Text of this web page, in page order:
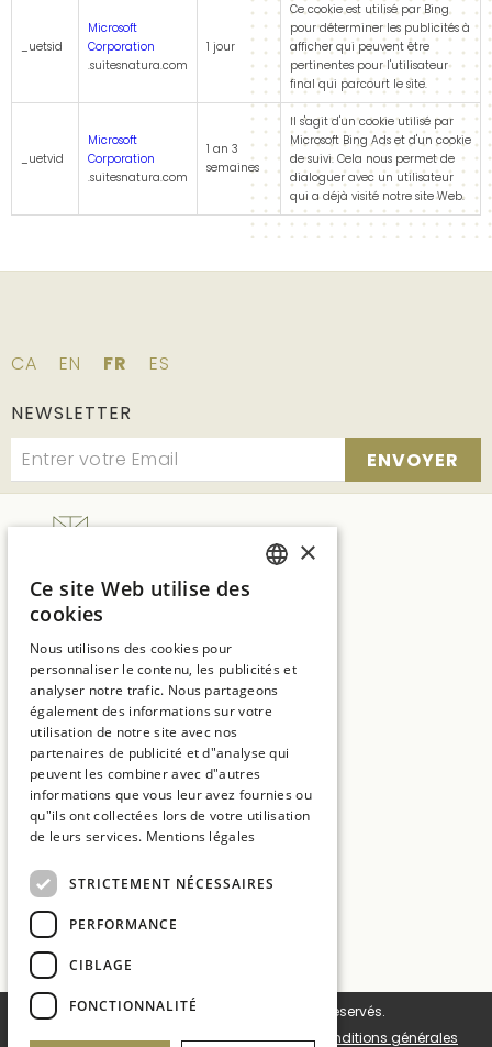
_uetsid
Microsoft
Corporation
.suitesnatura.com
1 jour
Ce cookie est utilisé par Bing
pour déterminer les publicités à
afficher qui peuvent être
pertinentes pour l'utilisateur
final qui parcourt le site.
_uetvid
Microsoft
Corporation
.suitesnatura.com
1 an 3
semaines
Il s'agit d'un cookie utilisé par
Microsoft Bing Ads et d'un cookie
de suivi. Cela nous permet de
dialoguer avec un utilisateur
qui a déjà visité notre site Web.
CA EN FR
ES
NEWSLETTER
ENVOYER
SUITES NATURA
Ctra. C65 Km.7, vecindario de Solius, s/n
17246 Girona
+34 972 837 017
hotelmt@salleshotels.com
Hotel Mas Tapiolas
Hotel Cala del Pi
Sallés Hotels
© 2026 Sallés Hotels. Tous droits réservés.
Cookie settings
Politique de cookies Conditions générales
CATALAN
FRENCH
×
Ce site Web utilise des
cookies
Nous utilisons des cookies pour
personnaliser le contenu, les publicités et
analyser notre trafic. Nous partageons
également des informations sur votre
utilisation de notre site avec nos
partenaires de publicité et d"analyse qui
peuvent les combiner avec d"autres
informations que vous leur avez fournies ou
qu"ils ont collectées lors de votre utilisation
de leurs services. Mentions légales
STRICTEMENT NÉCESSAIRES
PERFORMANCE
CIBLAGE
FONCTIONNALITÉ